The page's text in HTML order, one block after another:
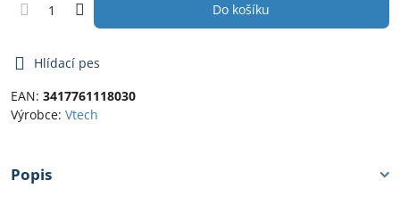
Do košíku
Hlídací pes
EAN: 3417761118030
Výrobce: Vtech
Popis